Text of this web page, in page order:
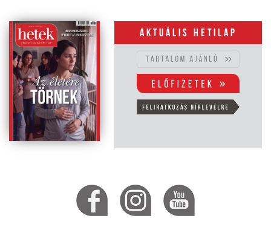
Aktuális hetilap